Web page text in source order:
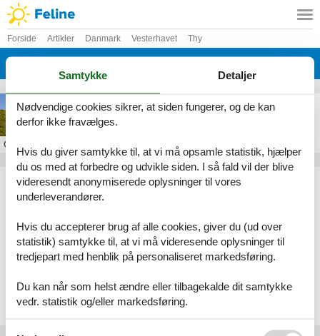
Forside Artikler Danmark Vesterhavet Thy
Hanstholm
Sommerhus i Hanstholm
Om
Artikeltyper
Alle
Geografier
Alle
Vesterhavet
Thy
Samtykke Detaljer
Nødvendige cookies sikrer, at siden fungerer, og de kan
derfor ikke fravælges.
Hvis du giver samtykke til, at vi må opsamle statistik, hjælper
du os med at forbedre og udvikle siden. I så fald vil der blive
videresendt anonymiserede oplysninger til vores
underleverandører.
Hvis du accepterer brug af alle cookies, giver du (ud over
statistik) samtykke til, at vi må videresende oplysninger til
tredjepart med henblik på personaliseret markedsføring.
Du kan når som helst ændre eller tilbagekalde dit samtykke
vedr. statistik og/eller markedsføring.